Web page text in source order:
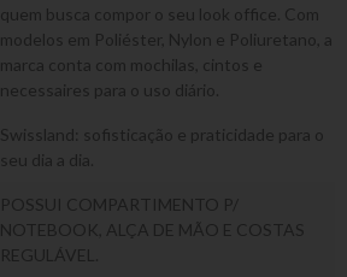
quem busca compor o seu look office. Com
modelos em Poliéster, Nylon e Poliuretano, a
marca conta com mochilas, cintos e
necessaires para o uso diário.
Swissland: sofisticação e praticidade para o
seu dia a dia.
POSSUI COMPARTIMENTO P/
NOTEBOOK, ALÇA DE MÃO E COSTAS
REGULÁVEL.